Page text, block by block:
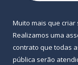
Muito mais que criar
Realizamos uma
contrato que todas
pública serão